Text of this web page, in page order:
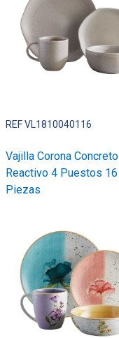
REF VL1810040116
Vajilla Corona Concreto
Reactivo 4 Puestos 16
Piezas